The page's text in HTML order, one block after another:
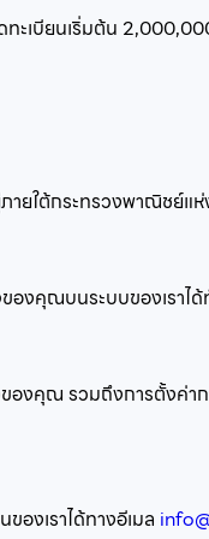
ะเบียนเริ่มต้น
ยใต้กระทรวงพาณิชย์แห่
องคุณบนระบบของเราไ
งคุณ รวมถึงการตั้งค่า
องเราได้ทางอีเมล